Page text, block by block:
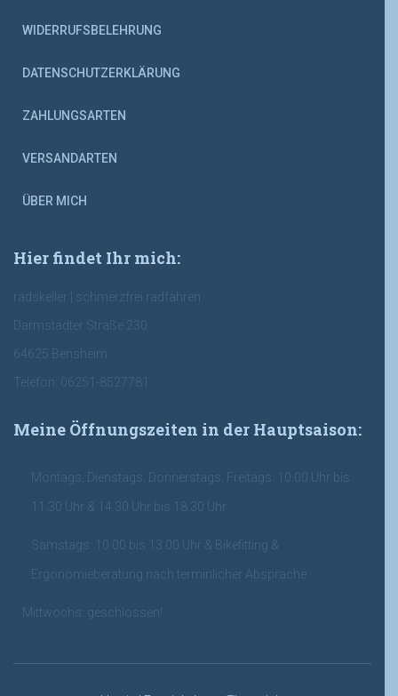
WIDERRUFSBELEHRUNG
DATENSCHUTZERKLÄRUNG
ZAHLUNGSARTEN
VERSANDARTEN
ÜBER MICH
Hier findet Ihr mich:
radskeller | schmerzfrei radfahren
Darmstädter Straße 230
64625 Bensheim
Telefon: 06251-8527781
Meine Öffnungszeiten in der Hauptsaison:
Montags, Dienstags, Donnerstags, Freitags: 10.00 Uhr bis
11.30 Uhr & 14.30 Uhr bis 18.30 Uhr
Samstags: 10.00 bis 13.00 Uhr & Bikefitting &
Ergonomieberatung nach terminlicher Absprache
Mittwochs: geschlossen!